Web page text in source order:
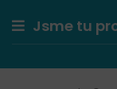
Jsme tu